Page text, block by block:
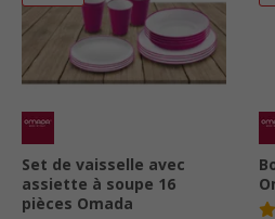
Set de vaisselle avec
assiette à soupe 16
pièces Omada